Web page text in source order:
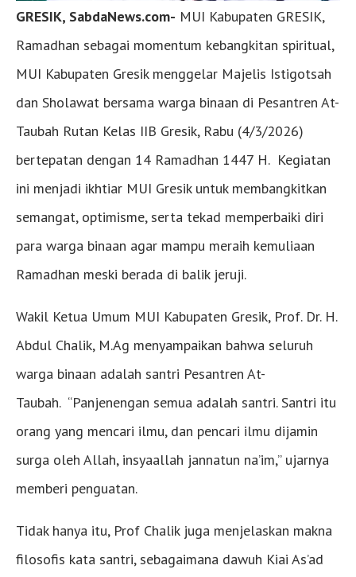
GRESIK, SabdaNews.com- MUI Kabupaten GRESIK,
Ramadhan sebagai momentum kebangkitan spiritual,
MUI Kabupaten Gresik menggelar Majelis Istigotsah
dan Sholawat bersama warga binaan di Pesantren At-
Taubah Rutan Kelas IIB Gresik, Rabu (4/3/2026)
bertepatan dengan 14 Ramadhan 1447 H. Kegiatan
ini menjadi ikhtiar MUI Gresik untuk membangkitkan
semangat, optimisme, serta tekad memperbaiki diri
para warga binaan agar mampu meraih kemuliaan
Ramadhan meski berada di balik jeruji.
Wakil Ketua Umum MUI Kabupaten Gresik, Prof. Dr. H.
Abdul Chalik, M.Ag menyampaikan bahwa seluruh
warga binaan adalah santri Pesantren At-
Taubah. “Panjenengan semua adalah santri. Santri itu
orang yang mencari ilmu, dan pencari ilmu dijamin
surga oleh Allah, insyaallah jannatun na’im,” ujarnya
memberi penguatan.
Tidak hanya itu, Prof Chalik juga menjelaskan makna
filosofis kata santri, sebagaimana dawuh Kiai As’ad